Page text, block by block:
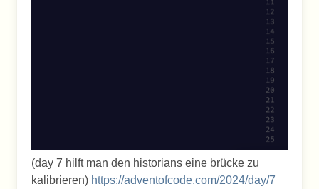
(day 7 hilft man den historians eine brücke zu
kalibrieren) https://adventofcode.com/2024/day/7